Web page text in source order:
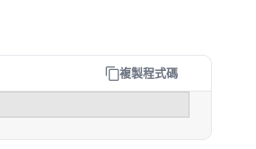
複製程式碼